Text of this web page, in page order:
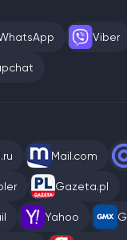
Viber
Mail.com
Gazeta.pl
Yahoo